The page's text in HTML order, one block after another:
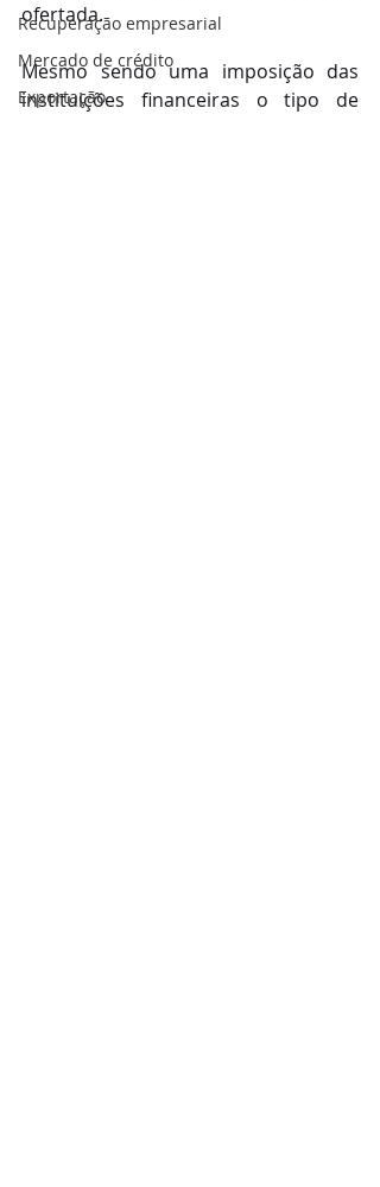
Recuperação empresarial
Mercado de crédito
Exportação
ofertada.
Mesmo sendo uma imposição das
instituições financeiras o tipo de